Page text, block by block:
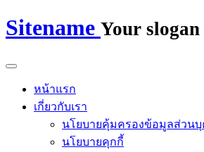
Sitename Your slogan
หน้าแรก
เกี่ยวกับเรา
นโยบายคุ้มครองข้อมูลส่วน
นโยบายคุกกี้